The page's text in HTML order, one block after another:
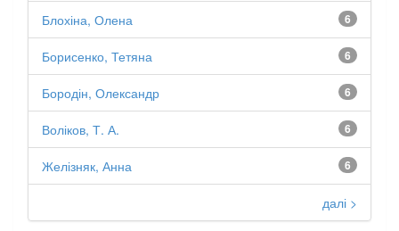
6
Блохіна, Олена
6
Борисенко, Тетяна
6
Бородін, Олександр
6
Воліков, Т. А.
6
Желізняк, Анна
далі >